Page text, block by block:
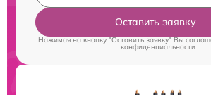
Оставить заявку
Нажимая на кнопку "Оставить заявку" Вы
конфиденциальности